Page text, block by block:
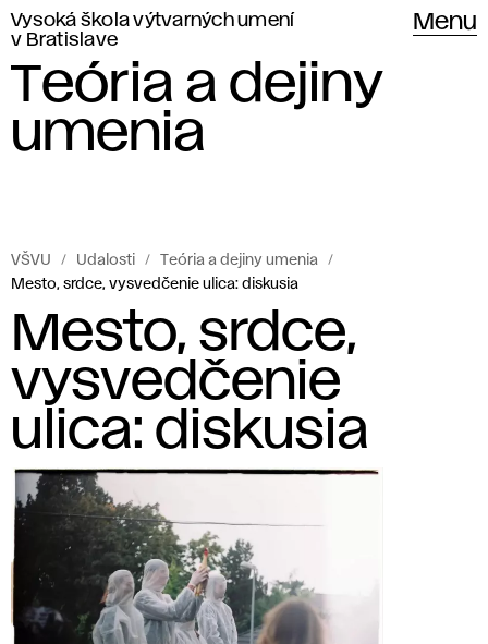
Vysoká škola výtvarných umení
v Bratislave
Menu
Teória a dejiny
umenia
VŠVU Udalosti
Teória a dejiny umenia
Mesto, srdce, vysvedčenie ulica: diskusia
Mesto, srdce,
vysvedčenie
ulica: diskusia